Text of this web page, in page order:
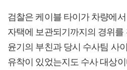
검찰은 케이블 타이가 차량에
자택에 보관되기까지의 경위
윤기의 부친과 당시 수사팀 사
유착이 있었는지도 수사 대상